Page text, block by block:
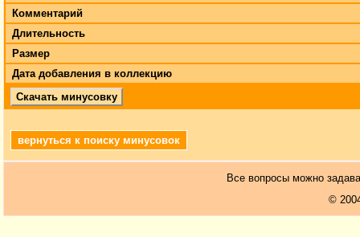
Комментарий
Длительность
Размер
Дата добавления в коллекцию
Скачать минусовку
вернуться к поиску минусовок
Все вопросы можно
©